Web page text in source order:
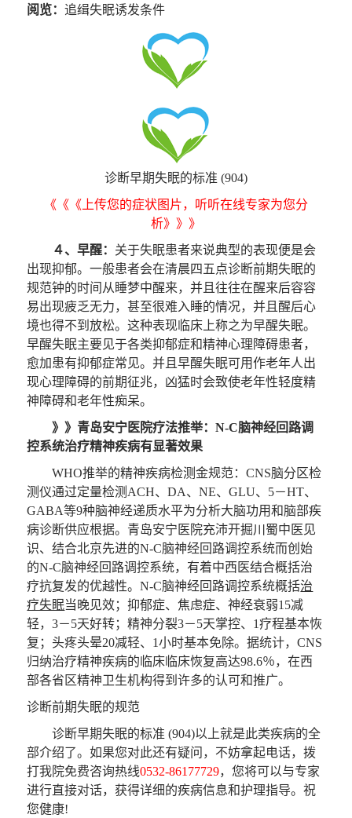
阅览：追缉失眠诱发条件
诊断早期失眠的标准 (904)
《《《上传您的症状图片，听听在线专家为您分
析》》》
４、早醒： 关于失眠患者来说典型的表现便是会
出现抑郁。一般患者会在清晨四五点诊断前期失眠的
规范钟的时间从睡梦中醒来，并且往往在醒来后容容
易出现疲乏无力，甚至很难入睡的情况，并且醒后心
境也得不到放松。这种表现临床上称之为早醒失眠。
早醒失眠主要见于各类抑郁症和精神心理障碍患者，
愈加患有抑郁症常见。并且早醒失眠可用作老年人出
现心理障碍的前期征兆，凶猛时会致使老年性轻度精
神障碍和老年性痴呆。
》》青岛安宁医院疗法推举：N-C脑神经回路调
控系统治疗精神疾病有显著效果
WHO推举的精神疾病检测金规范：CNS脑分区检
测仪通过定量检测ACH、DA、NE、GLU、5－HT、
GABA等9种脑神经递质水平为分析大脑功用和脑部疾
病诊断供应根据。青岛安宁医院充沛开掘川蜀中医见
识、结合北京先进的N-C脑神经回路调控系统而创始
的N-C脑神经回路调控系统，有着中西医结合概括治
疗抗复发的优越性。N-C脑神经回路调控系统概括治
疗失眠当晚见效；抑郁症、焦虑症、神经衰弱15减
轻，3－5天好转；精神分裂3－5天掌控、1疗程基本恢
复；头疼头晕20减轻、1小时基本免除。据统计，CNS
归纳治疗精神疾病的临床临床恢复高达98.6％，在西
部各省区精神卫生机构得到许多的认可和推广。
诊断前期失眠的规范
诊断早期失眠的标准 (904)以上就是此类疾病的全
部介绍了。如果您对此还有疑问，不妨拿起电话，拨
打我院免费咨询热线0532-86177729，您将可以与专家
进行直接对话，获得详细的疾病信息和护理指导。祝
您健康!